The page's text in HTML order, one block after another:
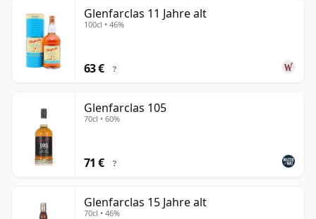
Glenfarclas 11 Jahre alt
100cl • 46%
63 € ?
Glenfarclas 105
70cl • 60%
71 € ?
Glenfarclas 15 Jahre alt
70cl • 46%